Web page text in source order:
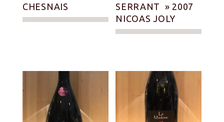
CHESNAIS
SERRANT » 2007
NICOAS JOLY